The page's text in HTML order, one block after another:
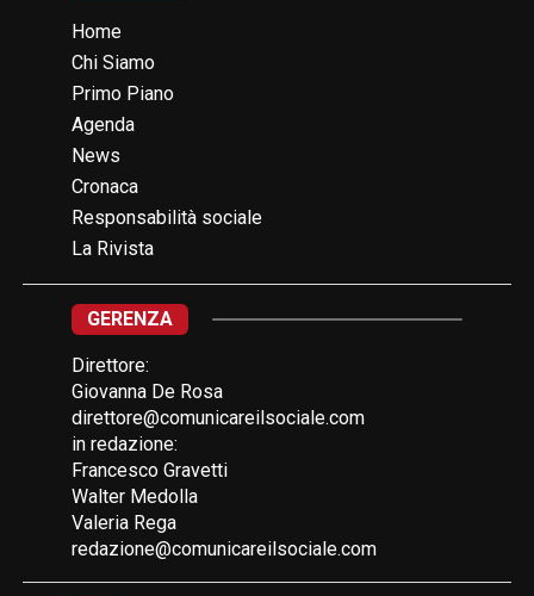
Home
Chi Siamo
Primo Piano
Agenda
News
Cronaca
Responsabilità sociale
La Rivista
GERENZA
Direttore:
Giovanna De Rosa
direttore@comunicareilsociale.com
in redazione:
Francesco Gravetti
Walter Medolla
Valeria Rega
redazione@comunicareilsociale.com